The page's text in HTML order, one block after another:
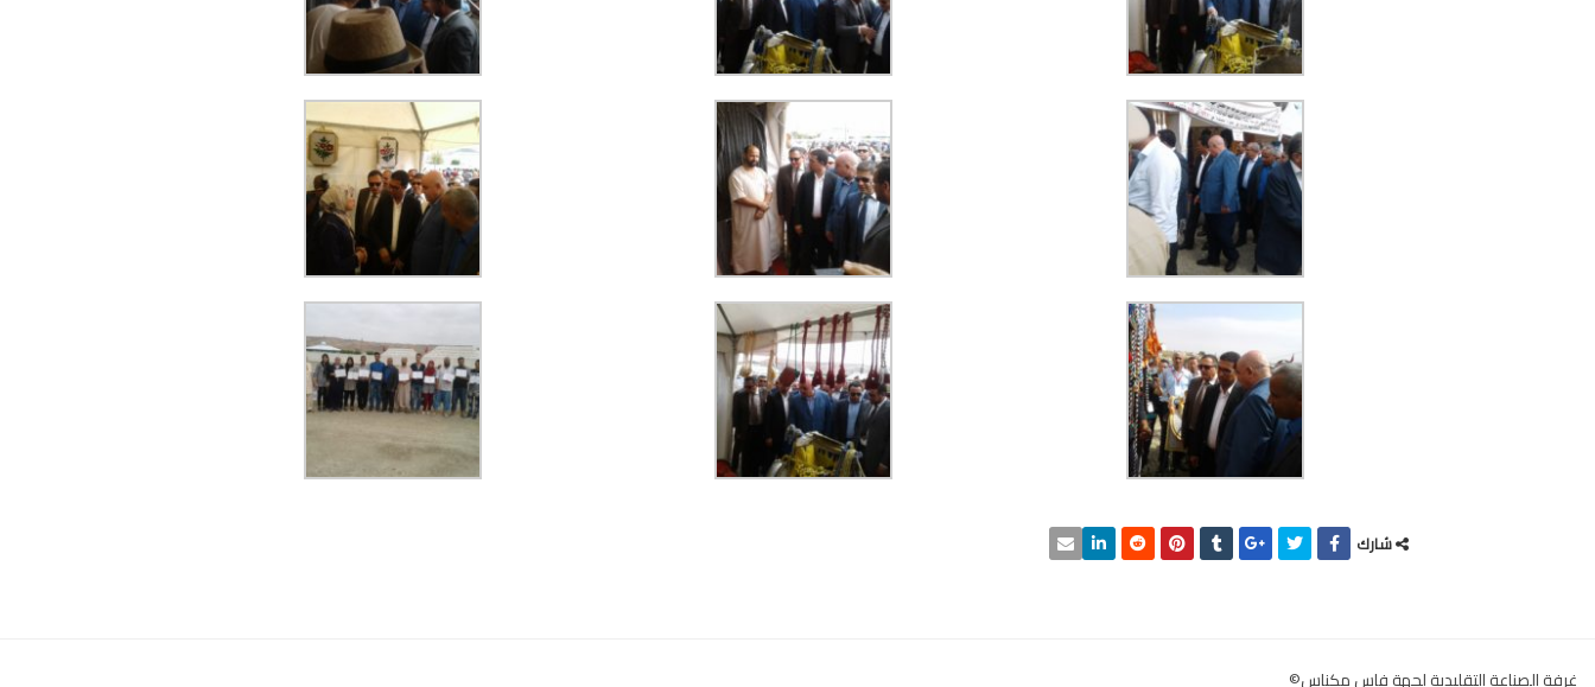
شارك
غرفة الصناعة التقليدية لجهة فاس مكناس©